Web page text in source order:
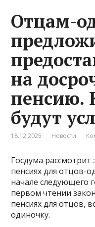
Отцам-
на
пенсию.
будут
18.12.2025 Новости
Госдума
пенсиях для отцов-
начале следующего
первом чтении
пенсиях для отцов,
одиночку.